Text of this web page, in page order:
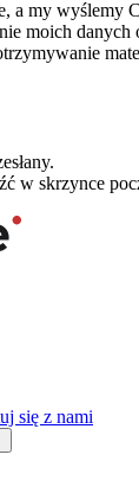
a my wyślemy
moich
w skrzynce
się z nami